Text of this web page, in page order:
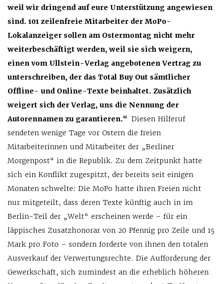
weil wir dringend auf eure Unterstützung angewiesen
sind. 101 zeilenfreie Mitarbeiter der MoPo-
Lokalanzeiger sollen am Ostermontag nicht mehr
weiterbeschäftigt werden, weil sie sich weigern,
einen vom Ullstein-Verlag angebotenen Vertrag zu
unterschreiben, der das Total Buy Out sämtlicher
Offline- und Online-Texte beinhaltet. Zusätzlich
weigert sich der Verlag, uns die Nennung der
Autorennamen zu garantieren.“ Diesen Hilferuf
sendeten wenige Tage vor Ostern die freien
Mitarbeiterinnen und Mitarbeiter der „Berliner
Morgenpost“ in die Republik. Zu dem Zeitpunkt hatte
sich ein Konflikt zugespitzt, der bereits seit einigen
Monaten schwelte: Die MoPo hatte ihren Freien nicht
nur mitgeteilt, dass deren Texte künftig auch in im
Berlin-Teil der „Welt“ erscheinen werde – für ein
läppisches Zusatzhonorar von 20 Pfennig pro Zeile und 15
Mark pro Foto – sondern forderte von ihnen den totalen
Ausverkauf der Verwertungsrechte. Die Aufforderung der
Gewerkschaft, sich zumindest an die erheblich höheren